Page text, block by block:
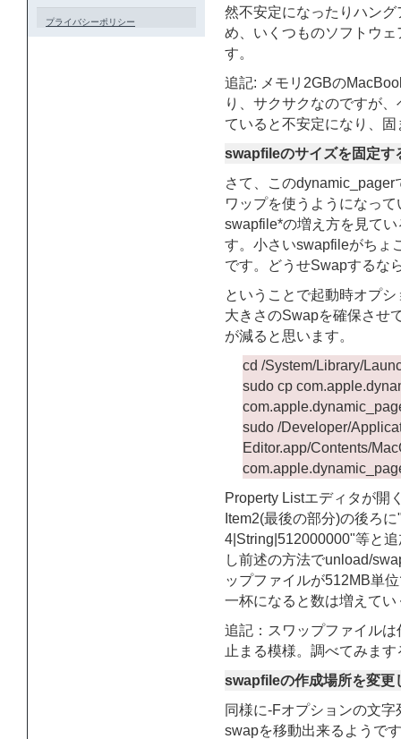
然不安定になったりハン
め、いくつものソフトウ
す。
追記: メモリ2GBの
り、サクサクなのですが
ていると不安定になり、
swapfileのサイズを固定す
さて、この
ワップを使うようになっ
swapfile*の増え方を見て
す。小さいswapfileがちょ
です。どうせSwapするな
ということで起動時オプ
大きさのSwapを確保させ
が減ると思います。
cd /System/Library/
sudo cp
sudo /Developer/
Editor.app/Contents/
Property Listエディタが開
Item2(最後の部分)の後ろ
4|String|512000000"等と
し前述の方法でunload/
ップファイルが512MB単
一杯になると数は増えてい
追記：スワップファイル
止まる模様。調べてみます
swapfileの作成場所を変更
同様に-Fオプションの文
swapを移動出来るようで
プライバシーポリシー